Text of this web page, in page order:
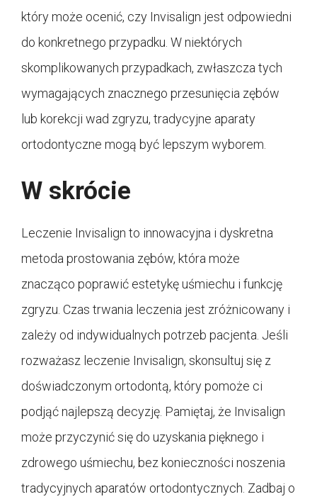
który może ocenić, czy Invisalign jest odpowiedni
do konkretnego przypadku. W niektórych
skomplikowanych przypadkach, zwłaszcza tych
wymagających znacznego przesunięcia zębów
lub korekcji wad zgryzu, tradycyjne aparaty
ortodontyczne mogą być lepszym wyborem.
W skrócie
Leczenie Invisalign to innowacyjna i dyskretna
metoda prostowania zębów, która może
znacząco poprawić estetykę uśmiechu i funkcję
zgryzu. Czas trwania leczenia jest zróżnicowany i
zależy od indywidualnych potrzeb pacjenta. Jeśli
rozważasz leczenie Invisalign, skonsultuj się z
doświadczonym ortodontą, który pomoże ci
podjąć najlepszą decyzję. Pamiętaj, że Invisalign
może przyczynić się do uzyskania pięknego i
zdrowego uśmiechu, bez konieczności noszenia
tradycyjnych aparatów ortodontycznych. Zadbaj o